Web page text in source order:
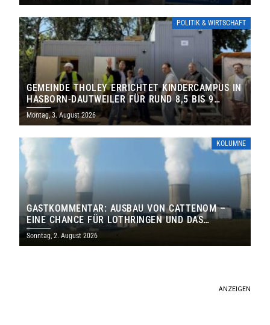
POLITIK & WIRTSCHAFT
GEMEINDE THOLEY ERRICHTET KINDERCAMPUS IN
HASBORN-DAUTWEILER FÜR RUND 8,5 BIS 9
MILLIONEN EURO
Montag, 3. August 2026
KOLUMNE
GASTKOMMENTAR: AUSBAU VON CATTENOM –
EINE CHANCE FÜR LOTHRINGEN UND DAS
SAARLAND
Sonntag, 2. August 2026
ANZEIGEN